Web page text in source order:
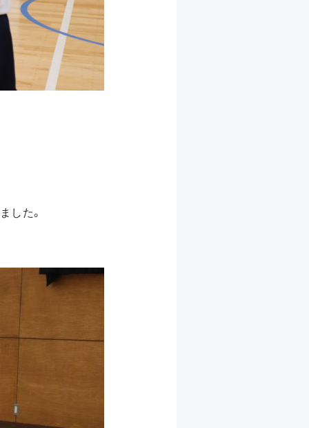
した。